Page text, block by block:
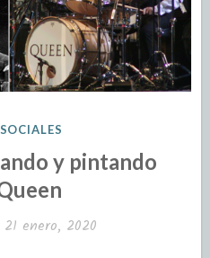
y pintando
21 enero, 2020